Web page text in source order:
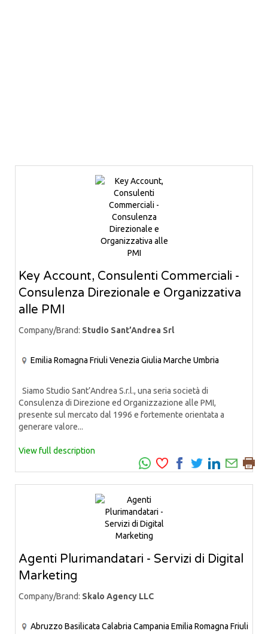
Key Account, Consulenti Commerciali -
Consulenza Direzionale e Organizzativa
alle PMI
Company/Brand: Studio Sant’Andrea Srl
Emilia Romagna Friuli Venezia Giulia Marche Umbria
Siamo Studio Sant’Andrea S.r.l., una seria società di
Consulenza di Direzione ed Organizzazione alle PMI,
presente sul mercato dal 1996 e fortemente orientata a
generare valore...
View full description
Agenti Plurimandatari - Servizi di Digital
Marketing
Company/Brand: Skalo Agency LLC
Abruzzo Basilicata Calabria Campania Emilia Romagna Friuli